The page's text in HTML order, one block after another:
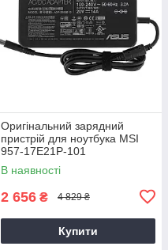
Оригінальний зарядний
пристрій для ноутбука MSI
957-17E21P-101
В наявності
2 656 ₴ 4 829 ₴
Купити